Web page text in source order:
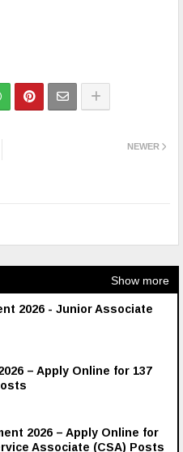
NEWER
Show more
2026 - Junior Associate
– Apply Online for 137
2026 – Apply Online for
Associate (CSA) Posts